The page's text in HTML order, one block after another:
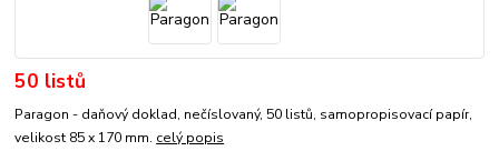
50 listů
Paragon - daňový doklad, nečíslovaný, 50 listů, samopropisovací papír,
velikost 85 x 170 mm. celý popis